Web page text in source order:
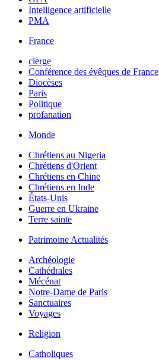
Intelligence artificielle
PMA
France
clerge
Conférence des évêques de France
Diocèses
Paris
Politique
profanation
Monde
Chrétiens au Nigeria
Chrétiens d'Orient
Chrétiens en Chine
Chrétiens en Inde
États-Unis
Guerre en Ukraine
Terre sainte
Patrimoine Actualités
Archéologie
Cathédrales
Mécénat
Notre-Dame de Paris
Sanctuaires
Voyages
Religion
Catholiques